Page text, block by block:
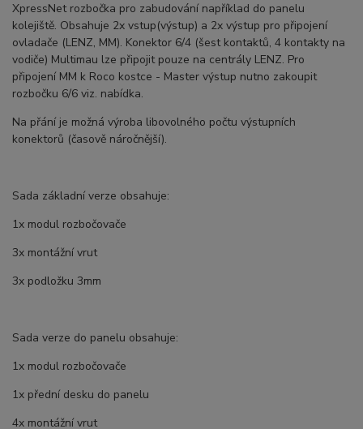
XpressNet rozbočka pro zabudování například do panelu
kolejiště. Obsahuje 2x vstup(výstup) a 2x výstup pro připojení
ovladače (LENZ, MM). Konektor 6/4 (šest kontaktů, 4 kontakty na
vodiče) Multimau lze připojit pouze na centrály LENZ. Pro
připojení MM k Roco kostce - Master výstup nutno zakoupit
rozbočku 6/6 viz. nabídka.
Na přání je možná výroba libovolného počtu výstupních
konektorů (časově náročnější).
Sada základní verze obsahuje:
1x modul rozbočovače
3x montážní vrut
3x podložku 3mm
Sada verze do panelu obsahuje:
1x modul rozbočovače
1x přední desku do panelu
4x montážní vrut